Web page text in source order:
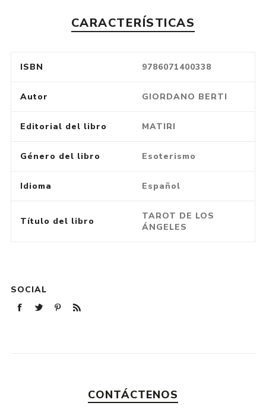
CARACTERÍSTICAS
ISBN 9786071400338
Autor GIORDANO BERTI
Editorial del libro MATIRI
Género del libro Esoterismo
Idioma Español
Título del libro
TAROT DE LOS
ÁNGELES
SOCIAL
CONTÁCTENOS